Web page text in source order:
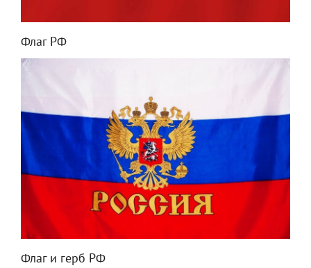
Флаг РФ
Флаг и герб РФ